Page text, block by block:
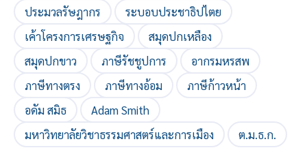
ประมวลรัษฎากร
ระบอบประชาธิปไตย
เค้าโครงการเศรษฐกิจ
สมุดปกเหลือง
สมุดปกขาว
ภาษีรัชชูปการ
อากรมหรสพ
ภาษีทางตรง
ภาษีทางอ้อม
ภาษีก้าวหน้า
อดัม สมิธ
Adam Smith
มหาวิทยาลัยวิชาธรรมศาสตร์และการเมือง
ต.ม.ธ.ก.